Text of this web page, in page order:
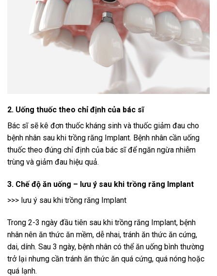
2. Uống thuốc theo chỉ định của bác sĩ
Bác sĩ sẽ kê đơn thuốc kháng sinh và thuốc giảm đau cho
bệnh nhân sau khi trồng răng Implant. Bệnh nhân cần uống
thuốc theo đúng chỉ định của bác sĩ để ngăn ngừa nhiễm
trùng và giảm đau hiệu quả.
3. Chế độ ăn uống – lưu ý sau khi trồng răng Implant
>>> lưu ý sau khi trồng răng Implant
Trong 2-3 ngày đầu tiên sau khi trồng răng Implant, bệnh
nhân nên ăn thức ăn mềm, dễ nhai, tránh ăn thức ăn cứng,
dai, dính. Sau 3 ngày, bệnh nhân có thể ăn uống bình thường
trở lại nhưng cần tránh ăn thức ăn quá cứng, quá nóng hoặc
quá lạnh.